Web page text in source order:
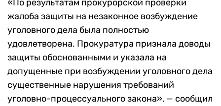
«По результатам прокурорской проверки
жалоба защиты на незаконное возбуждение
уголовного дела была полностью
удовлетворена. Прокуратура признала доводы
защиты обоснованными и указала на
допущенные при возбуждении уголовного дела
существенные нарушения требований
уголовно-процессуального закона», — сообщил